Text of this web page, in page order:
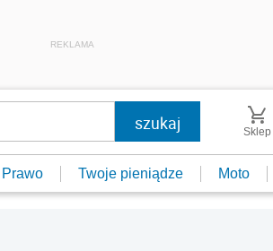
REKLAMA
Sklep
Prawo Twoje pieniądze Moto